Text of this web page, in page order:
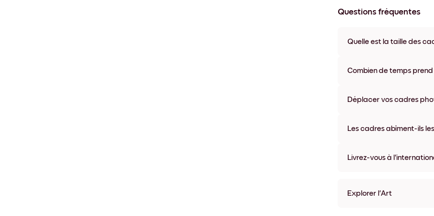
Questions fréquentes
Quelle est la taille des
coloris disponibles, y compris
Combien de temps prend
semaine. Livraison express
Déplacer vos cadres
abîmer vos murs.
Les cadres abîment-ils
Livrez-vous à
Explorer l'Art